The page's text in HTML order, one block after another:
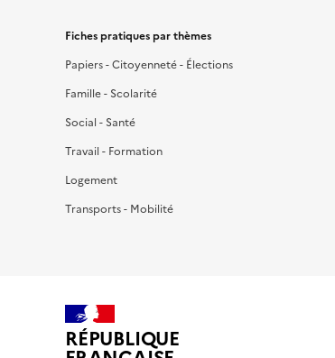
Fiches pratiques par thèmes
Papiers - Citoyenneté - Élections
Famille - Scolarité
Social - Santé
Travail - Formation
Logement
Transports - Mobilité
RÉPUBLIQUE